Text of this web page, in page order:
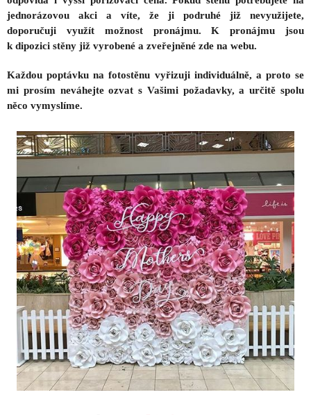
jednorázovou akci a víte, že ji podruhé již nevyužijete,
doporučuji využít možnost pronájmu. K pronájmu jsou
k dipozici stěny již vyrobené a zveřejněné zde na webu.
Každou poptávku na fotostěnu vyřizuji individuálně, a proto se
mi prosím neváhejte ozvat s Vašimi požadavky, a určitě spolu
něco vymyslíme.